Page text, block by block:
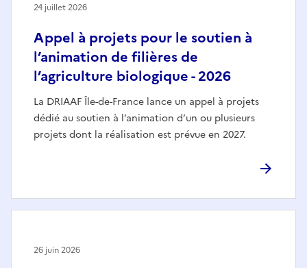
Appel à projets pour le soutien à
l’animation de filières de
l’agriculture biologique - 2026
La DRIAAF Île-de-France lance un appel à projets
dédié au soutien à l’animation d’un ou plusieurs
projets dont la réalisation est prévue en 2027.
24 juillet 2026
26 juin 2026